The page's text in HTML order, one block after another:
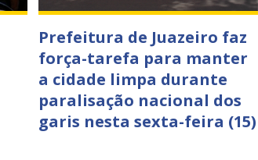
Prefeitura de Juazeiro faz
força-tarefa para manter
a cidade limpa durante
paralisação nacional dos
garis nesta sexta-feira (15)